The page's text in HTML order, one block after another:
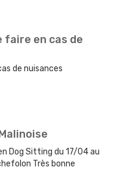
faire en cas de
de nuisances
Dog Sitting du 17/04 au
Très bonne